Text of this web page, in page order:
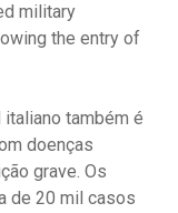
military
the entry of
também é
doenças
grave. Os
de 20 mil casos